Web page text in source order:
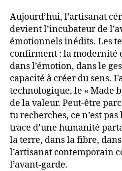
Aujourd’hui, l’artisanat
devient l’incubateur de
émotionnels inédits. Les
confirment : la modernité
dans l’émotion, dans le
capacité à créer du sens.
technologique, le « Made
de la valeur. Peut-être
tu recherches, ce n’est
trace d’une humanité
la terre, dans la fibre,
l’artisanat contemporain
l’avant-garde.